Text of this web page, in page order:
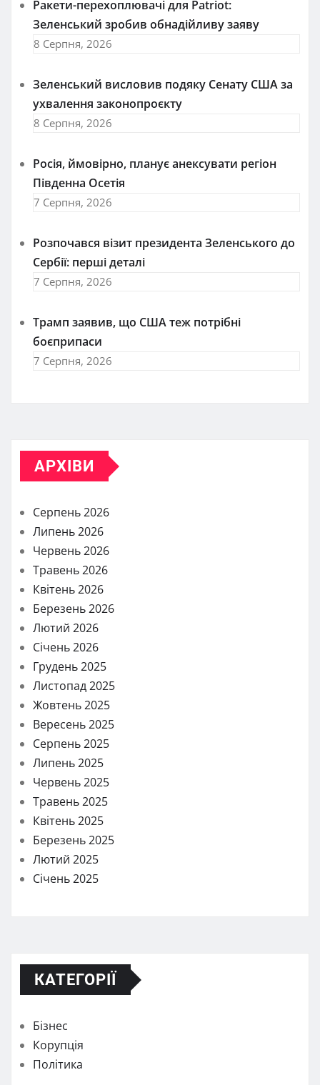
Ракети-перехоплювачі для Patriot:
Зеленський зробив обнадійливу заяву
8 Серпня, 2026
Зеленський висловив подяку Сенату США за
ухвалення законопроєкту
8 Серпня, 2026
Росія, ймовірно, планує анексувати регіон
Південна Осетія
7 Серпня, 2026
Розпочався візит президента Зеленського до
Сербії: перші деталі
7 Серпня, 2026
Трамп заявив, що США теж потрібні
боєприпаси
7 Серпня, 2026
АРХІВИ
Серпень 2026
Липень 2026
Червень 2026
Травень 2026
Квітень 2026
Березень 2026
Лютий 2026
Січень 2026
Грудень 2025
Листопад 2025
Жовтень 2025
Вересень 2025
Серпень 2025
Липень 2025
Червень 2025
Травень 2025
Квітень 2025
Березень 2025
Лютий 2025
Січень 2025
КАТЕГОРІЇ
Бізнес
Корупція
Політика